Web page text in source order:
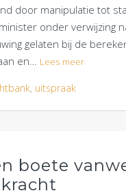
door manipulatie tot
onder verwijzing
gelaten bij de
en… Lees meer
, uitspraak
boete